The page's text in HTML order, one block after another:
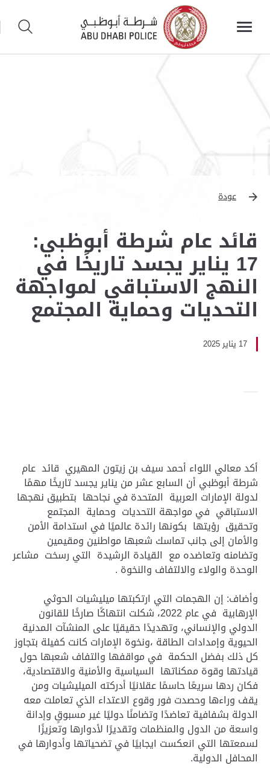
عودة
قائد عام شرطة أبوظبي:
17 يناير يجسد تاريخًا في
النهج الاستباقي لمواجهة
التحديات وحماية المجتمع
17 يناير 2025
أكد معالي اللواء أحمد سيف بن زيتون المهيري قائد عام
شرطة أبوظبي أن السابع عشر من يناير يجسد تاريخًا مهمًا
لدولة الإمارات العربية المتحدة في نجاحها بتطبيق نهجها
الاستباقي في مواجهة التحديات وحماية المجتمع
وتحقيق رؤيتها بكونها رائدة عالميًا في استدامة الأمن
والأمان إلى جانب تماسك شعبها مواطنين ومقيمين
وتضامنه وتعاضده مع القيادة الرشيدة التي رسخت مشاعر
الوحدة والولاء والالتفاف والنخوة .
وأضاف: إن الهجمات التي ارتكبتها ميليشيات الحوثي
الإرهابية في عام 2022، شكلت انتهاكًا صارخًا للقانون
الدولي والإنساني، وتهديدًا حقيقيًا على المنشآت المدنية
الحيوية وإمدادات الطاقة ،ونخوة الإمارات كانت كفيلة بتجاوز
كل ذلك بفضل الحكمة في مواقفها والتفاف شعبها حول
قيادتها وقوة ممكناتها السياسية والأمنية والاقتصادية،
فكان ردها سريعًا حاسمًا عقلانيًا أدركته الميليشيات ومن
يقف وراءها وحصدت فور وقوع الاعتداء الذي تعاملت معه
الدولة بشفافية تعاضدًا وتضامنًا دوليًا غير مسبوقٍ وإدانة
واسعة من الدول والمنظمات وتقديرًا لأدوارها وتعزيزًا
لسمعتها التي انعكست ايجابيًا في تضحياتها وأدوارها في
المحافل الدولية.